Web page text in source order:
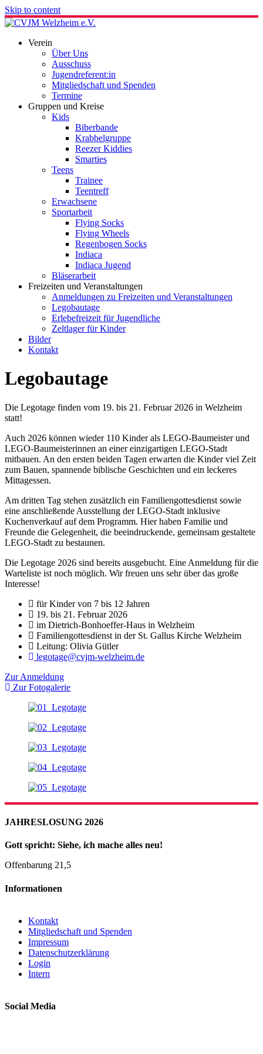
Skip to content
Verein
Über Uns
Ausschuss
Jugendreferent:in
Mitgliedschaft und Spenden
Termine
Gruppen und Kreise
Kids
Biberbande
Krabbelgruppe
Reezer Kiddies
Smarties
Teens
Trainee
Teentreff
Erwachsene
Sportarbeit
Flying Socks
Flying Wheels
Regenbogen Socks
Indiaca
Indiaca Jugend
Bläserarbeit
Freizeiten und Veranstaltungen
Anmeldungen zu Freizeiten und Veranstaltungen
Legobautage
Erlebefreizeit für Jugendliche
Zeltlager für Kinder
Bilder
Kontakt
Legobautage
Die Legotage finden vom 19. bis 21. Februar 2026 in Welzheim
statt!
Auch 2026 können wieder 110 Kinder als LEGO-Baumeister und
LEGO-Baumeisterinnen an einer einzigartigen LEGO-Stadt
mitbauen. An den ersten beiden Tagen erwarten die Kinder viel Zeit
zum Bauen, spannende biblische Geschichten und ein leckeres
Mittagessen.
Am dritten Tag stehen zusätzlich ein Familiengottesdienst sowie
eine anschließende Ausstellung der LEGO-Stadt inklusive
Kuchenverkauf auf dem Programm. Hier haben Familie und
Freunde die Gelegenheit, die beeindruckende, gemeinsam gestaltete
LEGO-Stadt zu bestaunen.
Die Legotage 2026 sind bereits ausgebucht. Eine Anmeldung für die
Warteliste ist noch möglich. Wir freuen uns sehr über das große
Interesse!
für Kinder von 7 bis 12 Jahren
19. bis 21. Februar 2026
im Dietrich-Bonhoeffer-Haus in Welzheim
Familiengottesdienst in der St. Gallus Kirche Welzheim
Leitung: Olivia Gütler
legotage@cvjm-welzheim.de
Zur Anmeldung
Zur Fotogalerie
JAHRESLOSUNG 2026
Gott spricht: Siehe, ich mache alles neu!
Offenbarung 21,5
Informationen
Kontakt
Mitgliedschaft und Spenden
Impressum
Datenschutzerklärung
Login
Intern
Social Media